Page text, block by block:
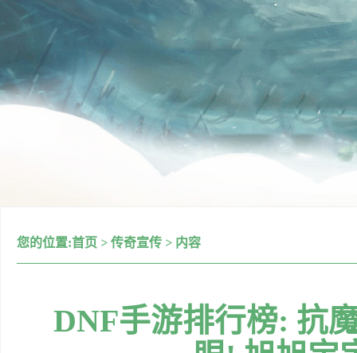
您的位置:首页 > 传奇宣传 > 内容
DNF手游排行榜: 抗